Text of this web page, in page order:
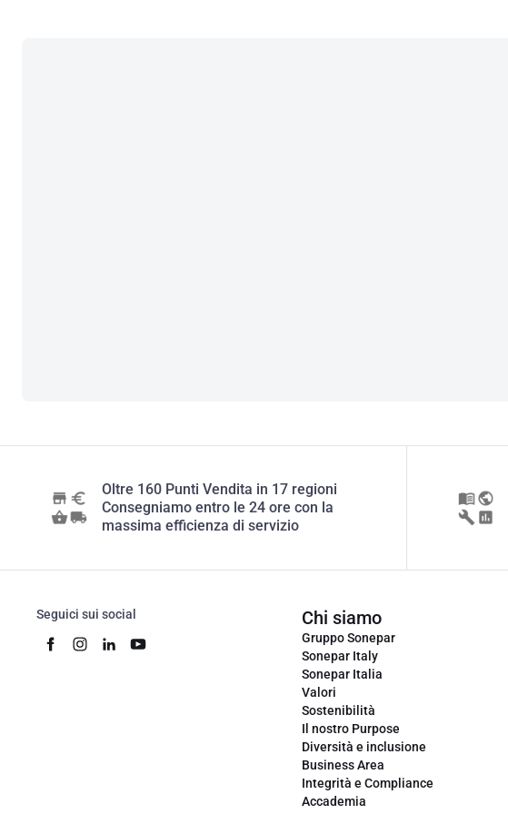
Oltre 160 Punti Vendita in 17 regioni
Consegniamo entro le 24 ore con la
massima efficienza di servizio
Seguici sui social Chi siamo
Gruppo Sonepar
Sonepar Italy
Sonepar Italia
Valori
Sostenibilità
Il nostro Purpose
Diversità e inclusione
Business Area
Integrità e Compliance
Accademia